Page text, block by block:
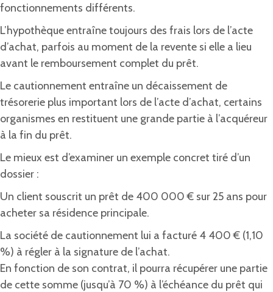
fonctionnements différents.
L’hypothèque entraîne toujours des frais lors de l’acte
d’achat, parfois au moment de la revente si elle a lieu
avant le remboursement complet du prêt.
Le cautionnement entraîne un décaissement de
trésorerie plus important lors de l’acte d’achat, certains
organismes en restituent une grande partie à l’acquéreur
à la fin du prêt.
Le mieux est d’examiner un exemple concret tiré d’un
dossier :
Un client souscrit un prêt de 400 000 € sur 25 ans pour
acheter sa résidence principale.
La société de cautionnement lui a facturé 4 400 € (1,10
%) à régler à la signature de l’achat.
En fonction de son contrat, il pourra récupérer une partie
de cette somme (jusqu’à 70 %) à l’échéance du prêt qui